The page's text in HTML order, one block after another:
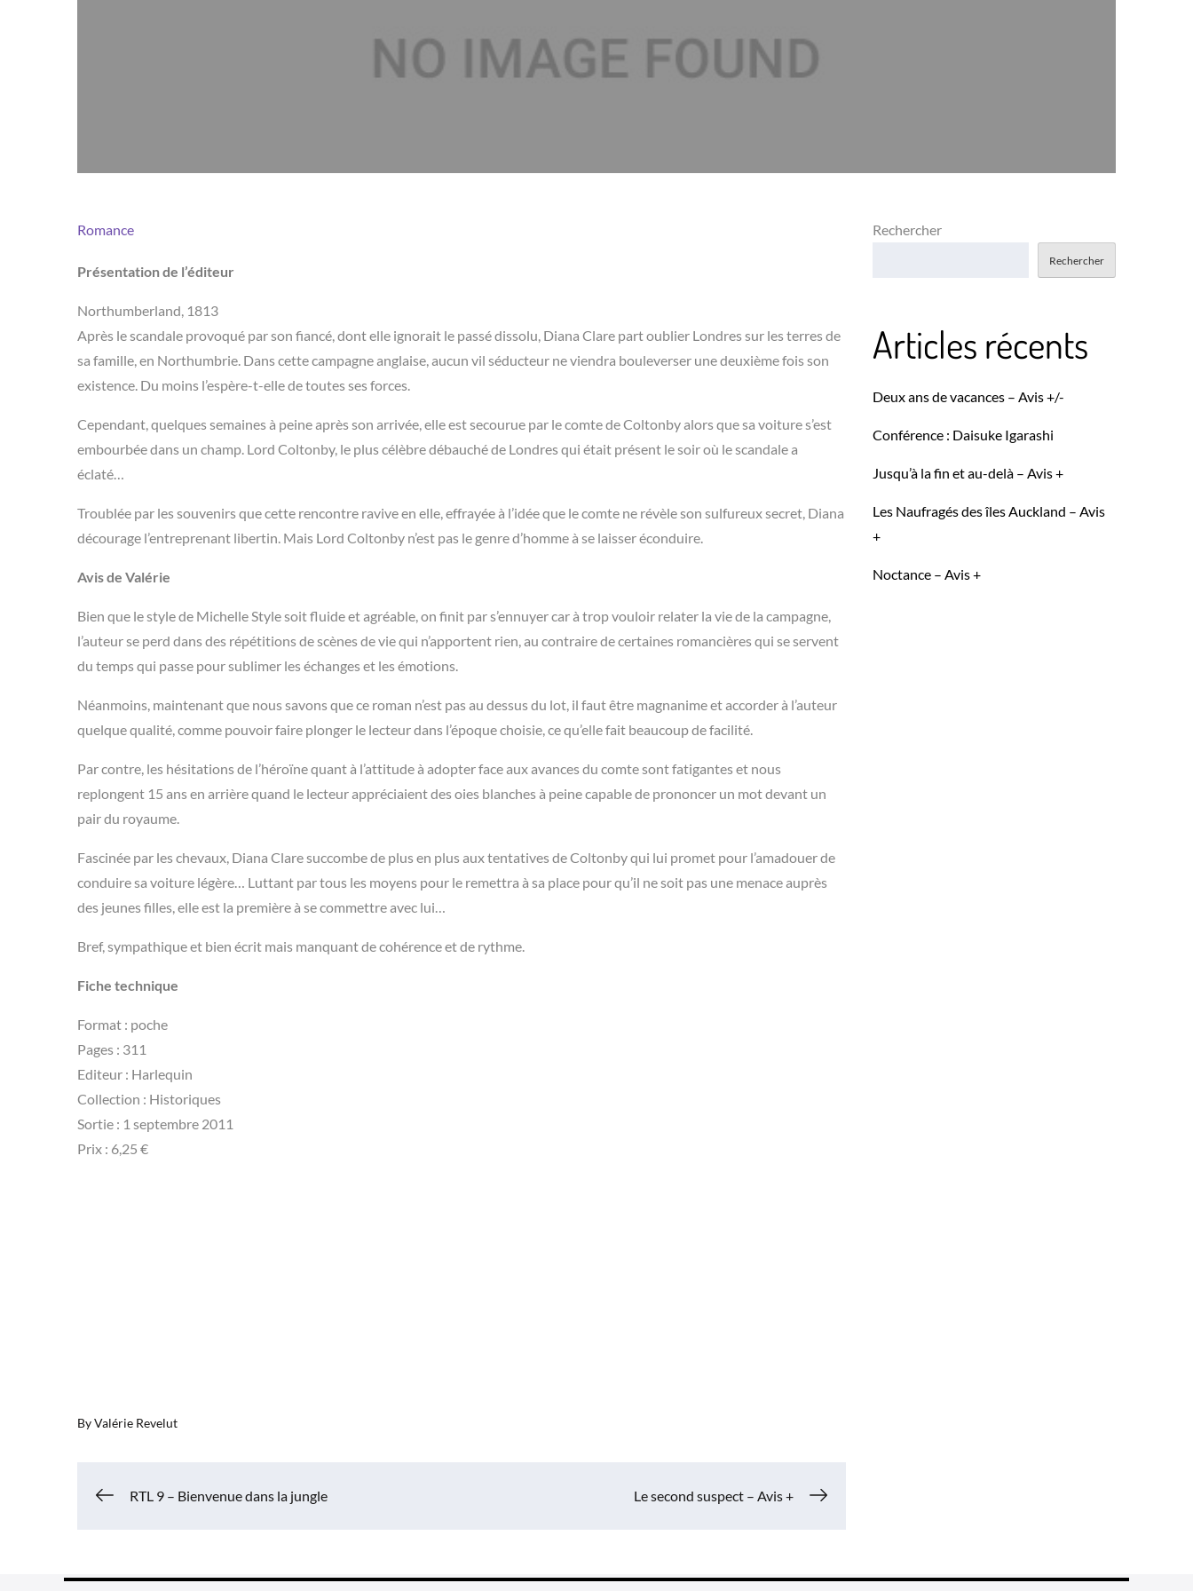
Romance
Présentation de l’éditeur
Northumberland, 1813
Après le scandale provoqué par son fiancé, dont elle ignorait le passé dissolu, Diana Clare part oublier Londres sur les terres de
sa famille, en Northumbrie. Dans cette campagne anglaise, aucun vil séducteur ne viendra bouleverser une deuxième fois son
existence. Du moins l’espère-t-elle de toutes ses forces.
Cependant, quelques semaines à peine après son arrivée, elle est secourue par le comte de Coltonby alors que sa voiture s’est
embourbée dans un champ. Lord Coltonby, le plus célèbre débauché de Londres qui était présent le soir où le scandale a
éclaté…
Troublée par les souvenirs que cette rencontre ravive en elle, effrayée à l’idée que le comte ne révèle son sulfureux secret, Diana
décourage l’entreprenant libertin. Mais Lord Coltonby n’est pas le genre d’homme à se laisser éconduire.
Avis de Valérie
Bien que le style de Michelle Style soit fluide et agréable, on finit par s’ennuyer car à trop vouloir relater la vie de la campagne,
l’auteur se perd dans des répétitions de scènes de vie qui n’apportent rien, au contraire de certaines romancières qui se servent
du temps qui passe pour sublimer les échanges et les émotions.
Néanmoins, maintenant que nous savons que ce roman n’est pas au dessus du lot, il faut être magnanime et accorder à l’auteur
quelque qualité, comme pouvoir faire plonger le lecteur dans l’époque choisie, ce qu’elle fait beaucoup de facilité.
Par contre, les hésitations de l’héroïne quant à l’attitude à adopter face aux avances du comte sont fatigantes et nous
replongent 15 ans en arrière quand le lecteur appréciaient des oies blanches à peine capable de prononcer un mot devant un
pair du royaume.
Fascinée par les chevaux, Diana Clare succombe de plus en plus aux tentatives de Coltonby qui lui promet pour l’amadouer de
conduire sa voiture légère… Luttant par tous les moyens pour le remettra à sa place pour qu’il ne soit pas une menace auprès
des jeunes filles, elle est la première à se commettre avec lui…
Bref, sympathique et bien écrit mais manquant de cohérence et de rythme.
Fiche technique
Format : poche
Pages : 311
Editeur : Harlequin
Collection : Historiques
Sortie : 1 septembre 2011
Prix : 6,25 €
ByValérie Revelut
Navigation
RTL 9 – Bienvenue dans la jungle Le second suspect – Avis +
Rechercher
Rechercher
Articles récents
Deux ans de vacances – Avis +/-
Conférence : Daisuke Igarashi
Jusqu’à la fin et au-delà – Avis +
Les Naufragés des îles Auckland – Avis
+
Noctance – Avis +